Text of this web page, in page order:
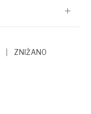
ZNIŽANO